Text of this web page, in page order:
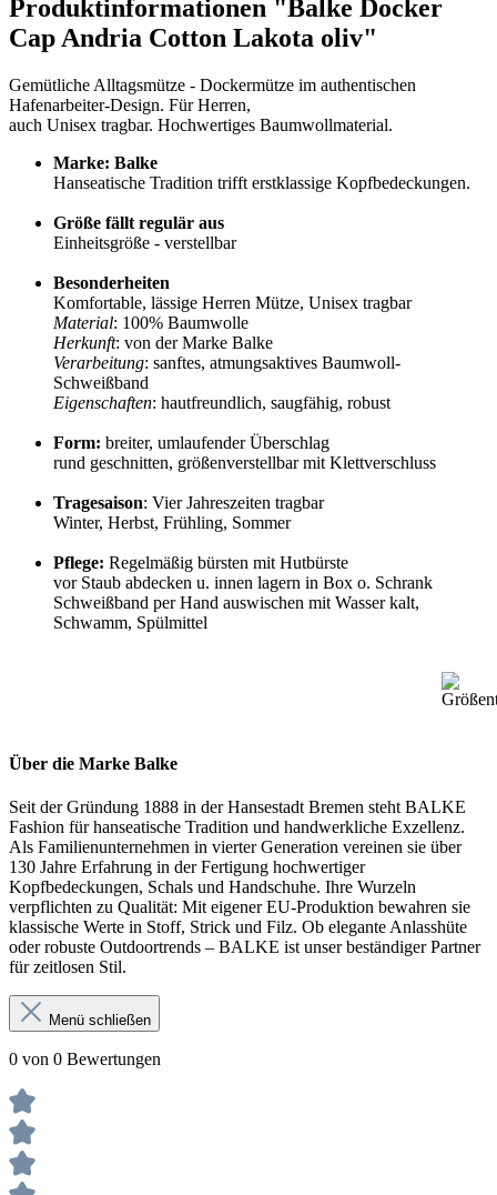
Produktinformationen "Balke Docker
Cap Andria Cotton Lakota oliv"
Gemütliche Alltagsmütze - Dockermütze im authentischen
Hafenarbeiter-Design. Für Herren,
auch Unisex tragbar. Hochwertiges Baumwollmaterial.
Marke: Balke
Hanseatische Tradition trifft erstklassige Kopfbedeckungen.
Größe fällt regulär aus
Einheitsgröße - verstellbar
Besonderheiten
Komfortable, lässige Herren Mütze, Unisex tragbar
Material: 100% Baumwolle
Herkunft: von der Marke Balke
Verarbeitung: sanftes, atmungsaktives Baumwoll-
Schweißband
Eigenschaften: hautfreundlich, saugfähig, robust
Form: breiter, umlaufender Überschlag
rund geschnitten, größenverstellbar mit Klettverschluss
Tragesaison: Vier Jahreszeiten tragbar
Winter, Herbst, Frühling, Sommer
Pflege: Regelmäßig bürsten mit Hutbürste
vor Staub abdecken u. innen lagern in Box o. Schrank
Schweißband per Hand auswischen mit Wasser kalt,
Schwamm, Spülmittel
Über die Marke Balke
Seit der Gründung 1888 in der Hansestadt Bremen steht BALKE
Fashion für hanseatische Tradition und handwerkliche Exzellenz.
Als Familienunternehmen in vierter Generation vereinen sie über
130 Jahre Erfahrung in der Fertigung hochwertiger
Kopfbedeckungen, Schals und Handschuhe. Ihre Wurzeln
verpflichten zu Qualität: Mit eigener EU-Produktion bewahren sie
klassische Werte in Stoff, Strick und Filz. Ob elegante Anlasshüte
oder robuste Outdoortrends – BALKE ist unser beständiger Partner
für zeitlosen Stil.
Menü schließen
0 von 0 Bewertungen